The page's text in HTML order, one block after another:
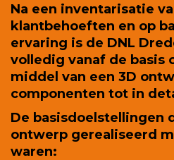
Na een inventarisatie
klantbehoeften en op
ervaring is de DNL
volledig vanaf de basis
middel van een 3D
componenten tot in
De basisdoelstellingen
ontwerp gerealiseerd
waren: